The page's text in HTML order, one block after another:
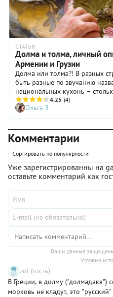
СТАТЬЯ
Долма и толма, личный
Армении и Грузии
Долма или толма?! В разных
быть разные по звучанию
национальных кухонь –
Мы решили узнать, чем долма/
Азербайджане, Армении и
Что никогда не добавит в
виноградные листья
долмы азербайджанец, и без
представляет себе толму
4.25 (4)
Ольга З
Комментарии
Сортировать по популярности
Уже зарегистрированны на
оставьте комментарий как
Ваши данные
Условия
zoi (гость)
В Греции, в долму ("долмадакя")
морковь не кладут, это "русский" вариант